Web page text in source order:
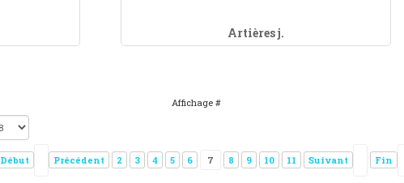
Artières j.
Affichage #
Début Précédent 2 3 4 5 6 7 8 9 10 11 Suivant Fin